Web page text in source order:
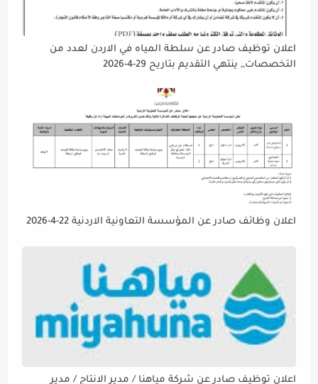
اعلان توظيف صادر عن سلطة المياه في الاردن لعدد من
التخصصات,, ينتهي التقديم بتاريح 29-4-2026
اعلان وظائف صادر عن المؤسسة التعاونية الاردنية 22-4-2026
اعلان توظيف صادر عن شركة مياهنا / مدير الانتاج / مدير